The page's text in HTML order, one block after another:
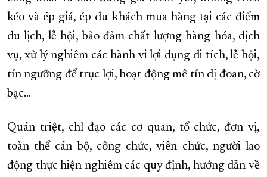
kéo và ép giá, ép du khách mua hàng tại các điểm
du lịch, lễ hội, bảo đảm chất lượng hàng hóa, dịch
vụ, xử lý nghiêm các hành vi lợi dụng di tích, lễ hội,
tín ngưỡng để trục lợi, hoạt động mê tín dị đoan, cờ
bạc…
Quán triệt, chỉ đạo các cơ quan, tổ chức, đơn vị,
toàn thể cán bộ, công chức, viên chức, người lao
động thực hiện nghiêm các quy định, hướng dẫn về